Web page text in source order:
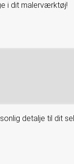
i dit malerværktøj!
detalje til dit